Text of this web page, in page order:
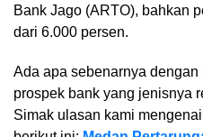
Bank Jago (ARTO), bahkan
dari 6.000 persen.
Ada apa sebenarnya
prospek bank yang jenisnya
Simak ulasan kami